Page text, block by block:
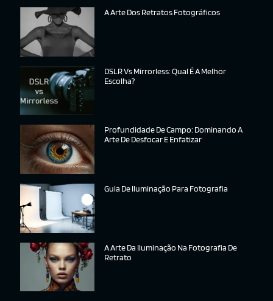
A Arte Dos Retratos Fotográficos
DSLR Vs Mirrorless: Qual É A Melhor
Escolha?
Profundidade De Campo: Dominando A
Arte De Desfocar E Enfatizar
Guia De Iluminação Para Fotografia
A Arte Da Iluminação Na Fotografia De
Retrato